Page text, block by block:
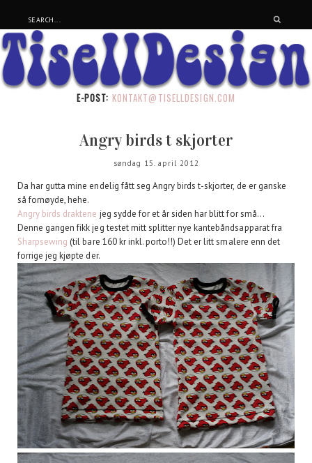
E-POST: KONTAKT@TISELLDESIGN.COM
Angry birds t skjorter
søndag 15. april 2012
Da har gutta mine endelig fått seg Angry birds t-skjorter, de er ganske
så fornøyde, hehe.
Angry birds draktene jeg sydde for et år siden har blitt for små...
Denne gangen fikk jeg testet mitt splitter nye kantebåndsapparat fra
Sharpsewing (til bare 160 kr inkl. porto!!) Det er litt smalere enn det
forrige jeg kjøpte der.